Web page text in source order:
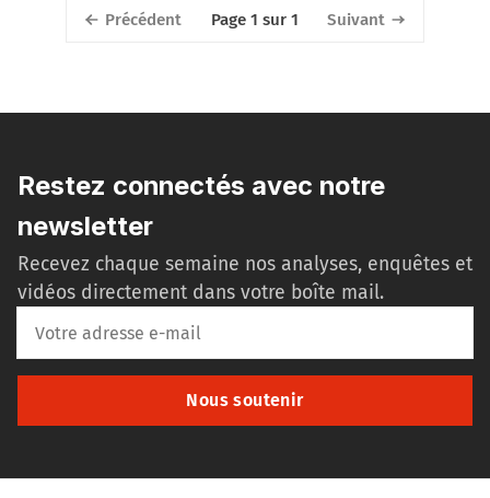
Précédent Page 1 sur 1 Suivant
Restez connectés avec notre
newsletter
Recevez chaque semaine nos analyses, enquêtes et
vidéos directement dans votre boîte mail.
Nous soutenir